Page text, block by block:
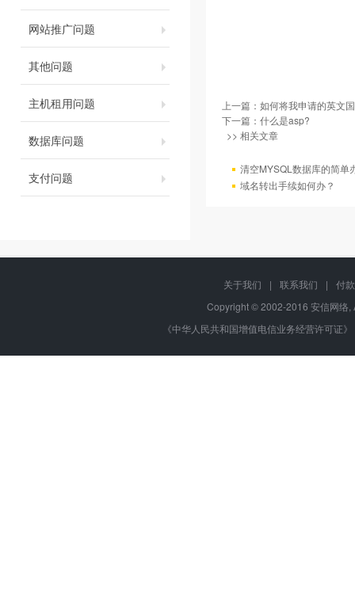
网站推广问题
其他问题
主机租用问题
数据库问题
支付问题
上一篇： 如何将我申请的英文
下一篇： 什么是asp?
>> 相关文章
清空MYSQL数据库的简单
域名转出手续如何办？
关于我们 | 联系我们 |
付
Copyright © 2002-2016 安信网
《中华人民共和国增值电信业务经营许可